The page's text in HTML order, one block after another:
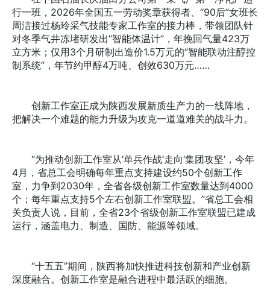
行一班，2026年全国五一劳动奖章获得者、“90后”女班长
周洁接过杨玲采气技能专家工作室的接力棒，带领团队针
对冬季气井冻堵研发出“智能体温计”，年挽回气量423万
立方米；仅用3个月研制出造价1.5万元的“智能联动注醇控
制系统”，年节约甲醇4万吨、创效630万元……
创新工作室正成为陕西发展新质生产力的一线阵地，
把解决一个难题的能力升级为攻克一道道难关的战斗力。
“为推动创新工作室从‘单兵作战’走向‘集团攻坚’，今年
4月，省总工会明确每年重点支持建设约50个创新工作
室，力争到2030年，全省各级创新工作室数量达到4000
个；每年重点支持5个左右创新工作室联盟。”省总工会相
关负责人说，目前，全省23个省级创新工作室联盟已建成
运行，涵盖电力、制造、国防、能源等领域。
“十五五”期间，陕西将加快推进科技创新和产业创新
深度融合。创新工作室是融合进程中最活跃的细胞。